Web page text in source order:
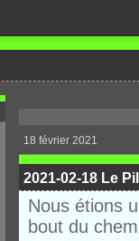
18 février 2021
2021-02-18 Le
Nous étions
bout du